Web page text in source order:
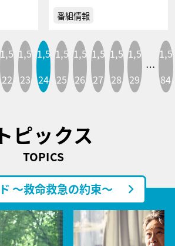
番組情報
1,5
22
1,5
23
1,5
24
1,5
25
1,5
26
1,5
27
1,5
28
1,5
29
…
1,5
84
トピックス
TOPICS
～救命救急の約束～